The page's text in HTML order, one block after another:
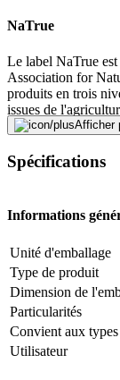
NaTrue
Le label NaTrue
Association for
produits en trois
issues de
NaTrue avec une
NaTrue avec trois
consommateurs
inorganique ou
être réduits au
Traduit par
Signaler une erreur
Description
Afficher
Spécifications
Informations
Unité d'emballage
Type de produit
Dimension de
Particularités
Convient aux types
Utilisateur